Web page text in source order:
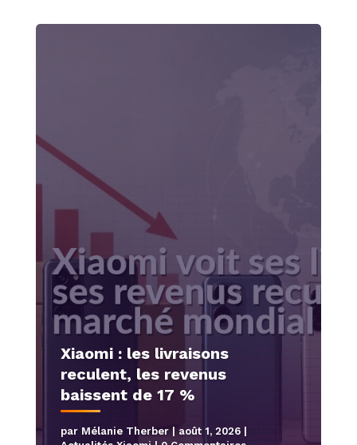
Xiaomi : les livraisons
reculent, les revenus
baissent de 17 %
par Mélanie Therber août 1, 2026